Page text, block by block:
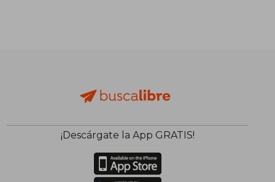
¡Descárgate la App GRATIS!